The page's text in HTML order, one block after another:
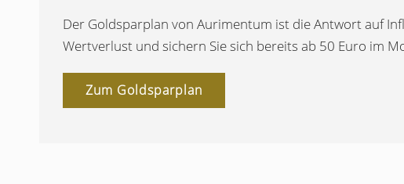
Der Goldsparplan von Aurimentum ist die Antwort auf
Wertverlust und sichern Sie sich bereits ab 50 Euro im
Zum Goldsparplan